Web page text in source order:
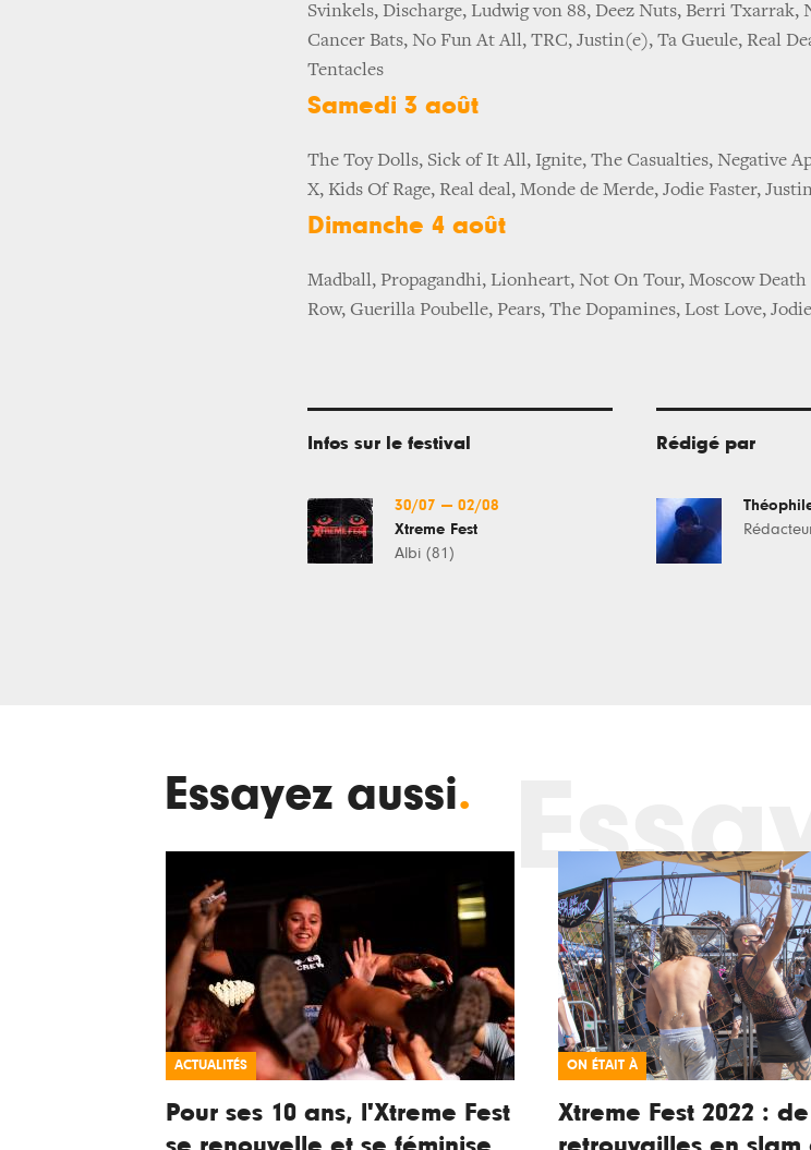
Svinkels, Discharge, Ludwig von 88, Deez Nuts, Berri Txarrak,
Cancer Bats, No Fun At All, TRC, Justin(e), Ta Gueule, Real
Tentacles
Samedi 3 août
The Toy Dolls, Sick of It All, Ignite, The Casualties, Negative
X, Kids Of Rage, Real deal, Monde de Merde, Jodie Faster,
Dimanche 4 août
Madball, Propagandhi, Lionheart, Not On Tour, Moscow
Row, Guerilla Poubelle, Pears, The Dopamines, Lost Love,
Infos sur le festival
30/07 — 02/08
Xtreme Fest
Albi (81)
Rédigé par
Essayez aussi.
ACTUALITÉS
Pour ses 10 ans, l'Xtreme Fest
ON ÉTAIT À
Xtreme Fest 2022 :